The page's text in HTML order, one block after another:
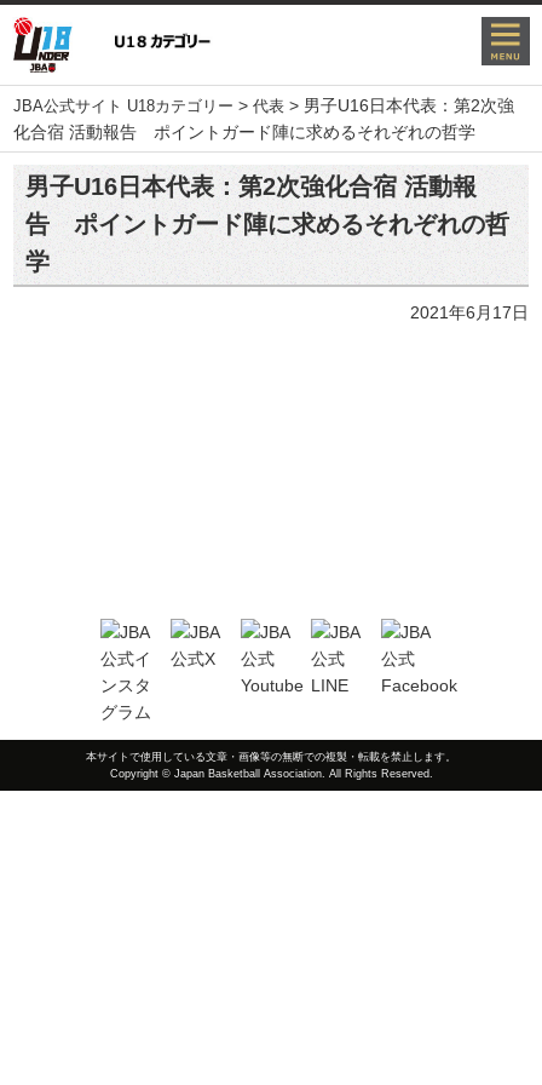
JBA公式サイト U18カテゴリー >代表 > 男子U16日本代表：第2次強
化合宿 活動報告 ポイントガード陣に求めるそれぞれの哲学
男子U16日本代表：第2次強化合宿 活動報
告 ポイントガード陣に求めるそれぞれの哲
学
2021年6月17日
本サイトで使用している文章・画像等の無断での複製・転載を禁止します。
Copyright © Japan Basketball Association. All Rights Reserved.